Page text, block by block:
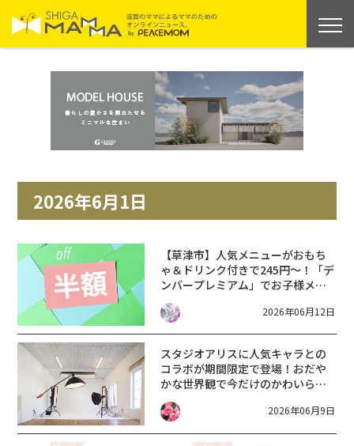
2026年6月1日
【草津市】人気メニューがおもち
ゃ＆ドリンク付きで245円〜！「デ
ンバープレミアム」でお子様メニ
ューが全品半額のお得すぎるキャ
ンペーン実施中★
2026年06月12日
スタジオアリスに人気キャラとの
コラボが期間限定で登場！おだや
かな世界観で今だけのかわいらし
さを残そう
2026年06月9日